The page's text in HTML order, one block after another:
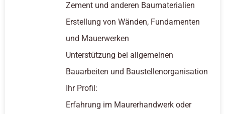
Zement und anderen Baumaterialien
Erstellung von Wänden, Fundamenten
und Mauerwerken
Unterstützung bei allgemeinen
Bauarbeiten und Baustellenorganisation
Ihr Profil:
Erfahrung im Maurerhandwerk oder